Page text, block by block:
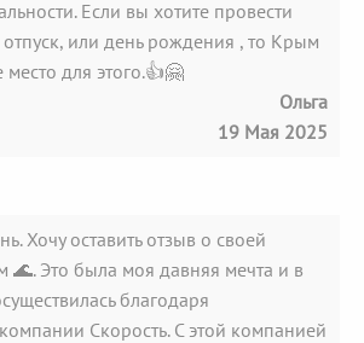
Если вы хотите провести
или день рождения , то Крым
место для этого.👍🤗
Ольга
19 Мая 2025
Хочу оставить отзыв о своей
🌊. Это была моя давняя мечта и в
благодаря
Скорость. С этой компанией